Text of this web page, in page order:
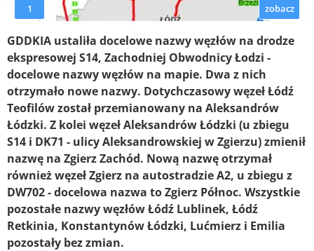
1 zobacz
GDDKIA ustaliła docelowe nazwy węzłów na drodze
ekspresowej S14, Zachodniej Obwodnicy Łodzi -
docelowe nazwy węzłów na mapie. Dwa z nich
otrzymało nowe nazwy. Dotychczasowy węzeł Łódź
Teofilów został przemianowany na Aleksandrów
Łódzki. Z kolei węzeł Aleksandrów Łódzki (u zbiegu
S14 i DK71 - ulicy Aleksandrowskiej w Zgierzu) zmienił
nazwę na Zgierz Zachód. Nową nazwę otrzymał
również węzeł Zgierz na autostradzie A2, u zbiegu z
DW702 - docelowa nazwa to Zgierz Północ. Wszystkie
pozostałe nazwy węzłów Łódź Lublinek, Łódź
Retkinia, Konstantynów Łódzki, Lućmierz i Emilia
pozostały bez zmian.